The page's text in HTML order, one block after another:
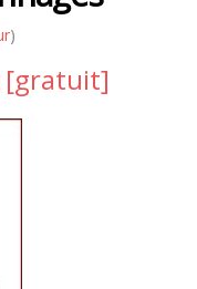
)
[gratuit]